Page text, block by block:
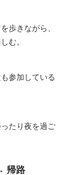
歩きながら、
む。
参加している
たり夜を過ご
帰路